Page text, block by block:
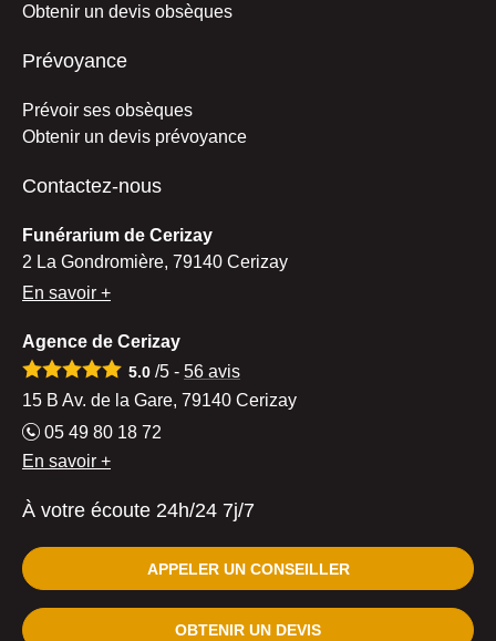
Obtenir un devis obsèques
Prévoyance
Prévoir ses obsèques
Obtenir un devis prévoyance
Contactez-nous
Funérarium de Cerizay
2 La Gondromière, 79140 Cerizay
En savoir +
Agence de Cerizay
5.0 /5 - 56 avis
15 B Av. de la Gare, 79140 Cerizay
05 49 80 18 72
En savoir +
À votre écoute 24h/24 7j/7
APPELER UN CONSEILLER
OBTENIR UN DEVIS